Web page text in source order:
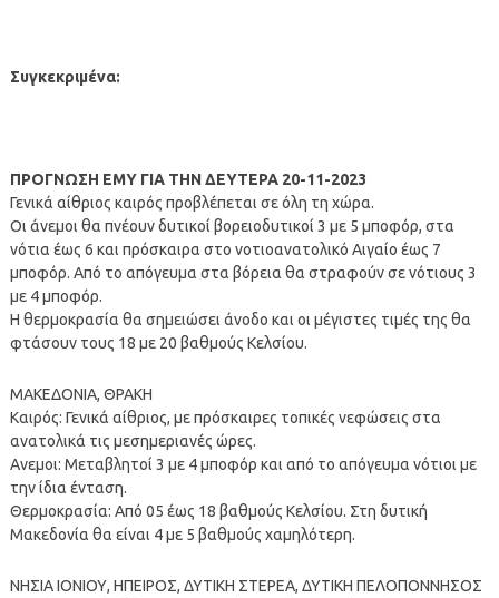
Συγκεκριμένα:
ΠΡΟΓΝΩΣΗ ΕΜΥ ΓΙΑ ΤΗΝ ΔΕΥΤΕΡΑ 20-11-2023
Γενικά αίθριος καιρός προβλέπεται σε όλη τη χώρα.
Οι άνεμοι θα πνέουν δυτικοί βορειοδυτικοί 3 με 5 μποφόρ, στα
νότια έως 6 και πρόσκαιρα στο νοτιοανατολικό Αιγαίο έως 7
μποφόρ. Από το απόγευμα στα βόρεια θα στραφούν σε νότιους 3
με 4 μποφόρ.
Η θερμοκρασία θα σημειώσει άνοδο και οι μέγιστες τιμές της θα
φτάσουν τους 18 με 20 βαθμούς Κελσίου.
ΜΑΚΕΔΟΝΙΑ, ΘΡΑΚΗ
Καιρός: Γενικά αίθριος, με πρόσκαιρες τοπικές νεφώσεις στα
ανατολικά τις μεσημεριανές ώρες.
Ανεμοι: Μεταβλητοί 3 με 4 μποφόρ και από το απόγευμα νότιοι με
την ίδια ένταση.
Θερμοκρασία: Από 05 έως 18 βαθμούς Κελσίου. Στη δυτική
Μακεδονία θα είναι 4 με 5 βαθμούς χαμηλότερη.
ΝΗΣΙΑ ΙΟΝΙΟΥ, ΗΠΕΙΡΟΣ, ΔΥΤΙΚΗ ΣΤΕΡΕΑ, ΔΥΤΙΚΗ ΠΕΛΟΠΟΝΝΗΣΟΣ